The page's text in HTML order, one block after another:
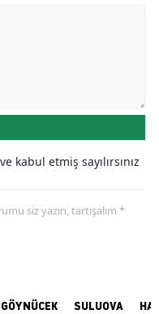
kabul etmiş sayılırsınız
siz yazın, tartışalım *
GÖYNÜCEK SULUOVA